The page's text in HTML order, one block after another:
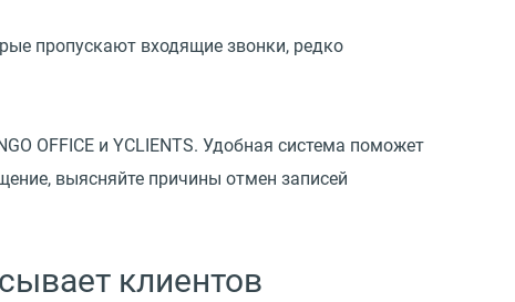
пропускают входящие звонки, редко
OFFICE и YCLIENTS. Удобная система поможет
выясняйте причины отмен записей
клиентов